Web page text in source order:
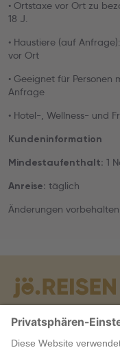
• Ortstaxe vor Ort zu
18 J.
• Haustiere (auf
vor Ort
• Geeignet für
Anfrage
• Hotel-, Wellness- und
Kundeninformation
Mindestaufenthalt: 1
Anreise: täglich
Änderungen vorbehalten.
Warum jö?